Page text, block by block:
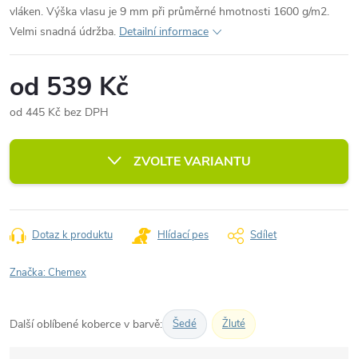
vláken. Výška vlasu je 9 mm při průměrné hmotnosti 1600 g/m2.
Velmi snadná údržba. Detailní informace
od 539 Kč
od 445 Kč bez DPH
cena:
ZVOLTE VARIANTU
Dotaz k produktu Hlídací pes Sdílet
Značka:Chemex
Další oblíbené koberce v barvě: Šedé Žluté